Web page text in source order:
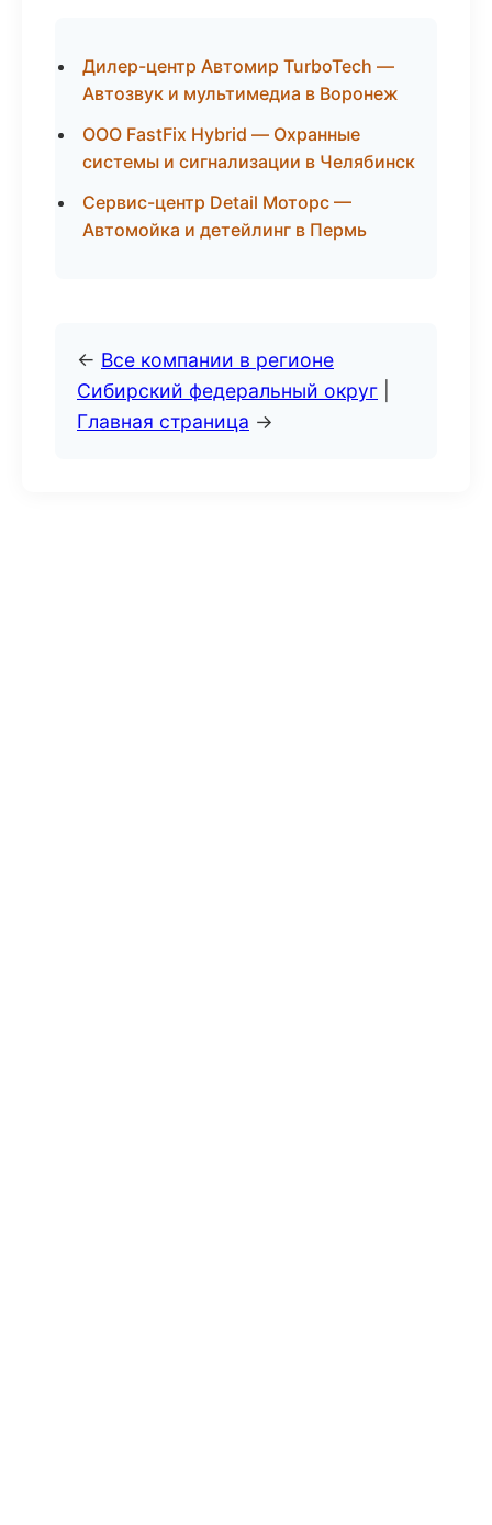
Дилер-центр Автомир TurboTech —
Автозвук и мультимедиа в Воронеж
ООО FastFix Hybrid — Охранные
системы и сигнализации в Челябинск
Сервис-центр Detail Моторс —
Автомойка и детейлинг в Пермь
← Все компании в регионе
Сибирский федеральный округ
Главная страница →